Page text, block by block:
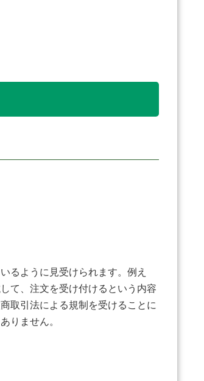
るように見受けられます。例え
て、注文を受け付けるという内容
取引法による規制を受けることに
りません。